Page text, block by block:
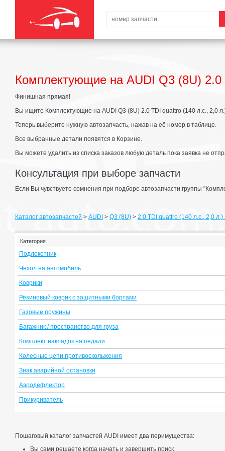
Комплектующие на AUDI Q3 (8U)
Финишная прямая!
Вы ищите Комплектующие на AUDI Q3 (8U) 2.0 TDI quattro (140 л.с., 2,0
Теперь выберите нужную автозапчасть, нажав на её номер в таблице.
Все выбранные детали появятся в Корзине.
Вы можете удалить из списка заказов любую деталь пока заявка не
Консультация при выборе запчасти
Если Вы чувствуете сомнения при подборе автозапчасти группы
Каталог автозапчастей > AUDI > Q3 (8U) > 2.0 TDI quattro (140 л.с., 2,0 л.)
Категория
Подлокотник
Чехол на автомобиль
Коврики
Резиновый коврик с защитными бортами
Газовые пружины
Багажник / пространство для груза
Комплект накладок на педали
Колесные цепи противоскольжения
Знак аварийной остановки
Аэродефлектор
Прикуриватель
Пошаговый каталог запчастей AUDI имеет два перимущества:
Вы сами решаете когда начать и завершить поиск